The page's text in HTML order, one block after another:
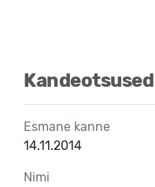
Kandeotsused
Esmane kanne
14.11.2014
Nimi